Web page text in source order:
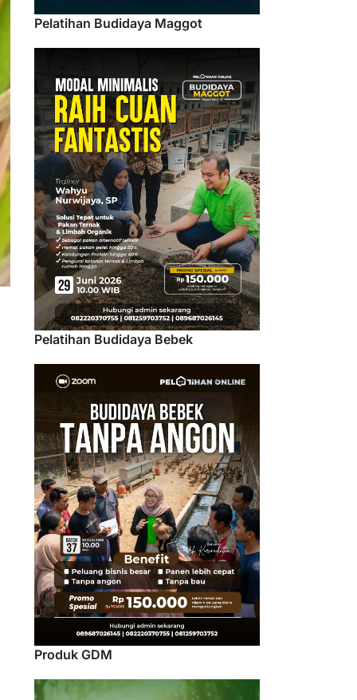
Pelatihan Budidaya Maggot
Pelatihan Budidaya Bebek
Produk GDM